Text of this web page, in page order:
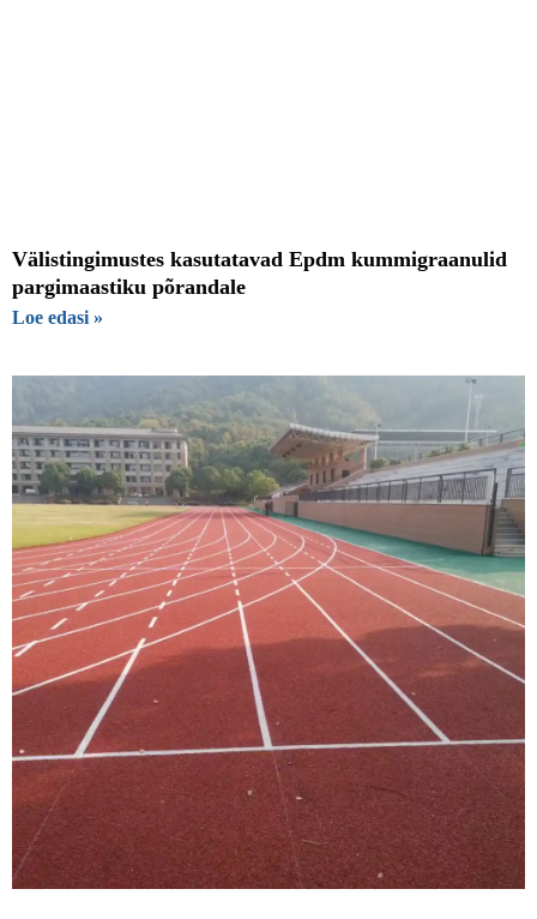
Välistingimustes kasutatavad Epdm kummigraanulid
pargimaastiku põrandale
Loe edasi »